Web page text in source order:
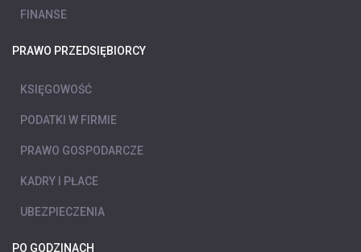
FINANSE
PRAWO PRZEDSIĘBIORCY
KSIĘGOWOŚĆ
PODATKI W FIRMIE
PRAWO GOSPODARCZE
KADRY I PŁACE
UBEZPIECZENIA
PO GODZINACH